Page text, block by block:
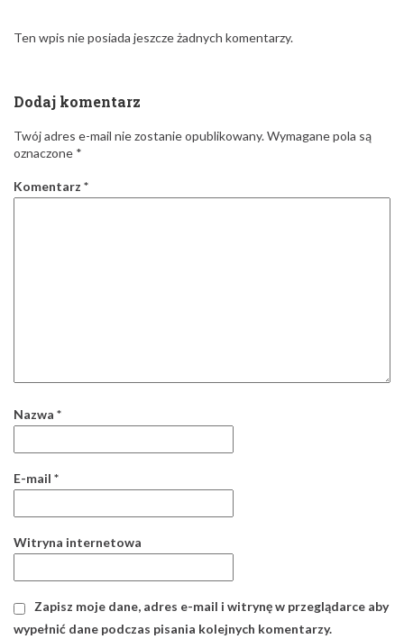
Ten wpis nie posiada jeszcze żadnych komentarzy.
Dodaj komentarz
Twój adres e-mail nie zostanie opublikowany.Wymagane pola są
oznaczone *
Komentarz *
Nazwa *
E-mail *
Witryna internetowa
Zapisz moje dane, adres e-mail i witrynę w przeglądarce aby
wypełnić dane podczas pisania kolejnych komentarzy.